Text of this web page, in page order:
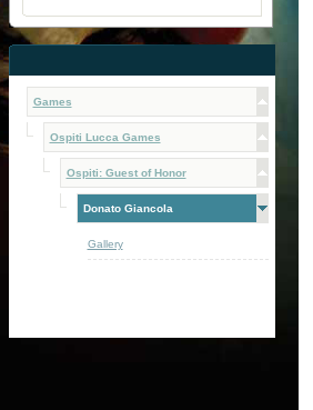
Games
Ospiti Lucca Games
Ospiti: Guest of Honor
Donato Giancola
Gallery